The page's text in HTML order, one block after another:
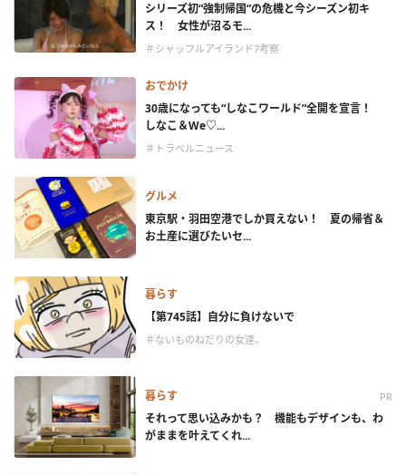
シリーズ初“強制帰国”の危機と今シーズン初キ
ス！ 女性が沼るモ...
＃シャッフルアイランド7考察
おでかけ
30歳になっても“しなこワールド”全開を宣言！
しなこ＆We♡...
＃トラベルニュース
グルメ
東京駅・羽田空港でしか買えない！ 夏の帰省＆
お土産に選びたいセ...
暮らす
【第745話】自分に負けないで
＃ないものねだりの女達。
暮らす PR
それって思い込みかも？ 機能もデザインも、わ
がままを叶えてくれ...